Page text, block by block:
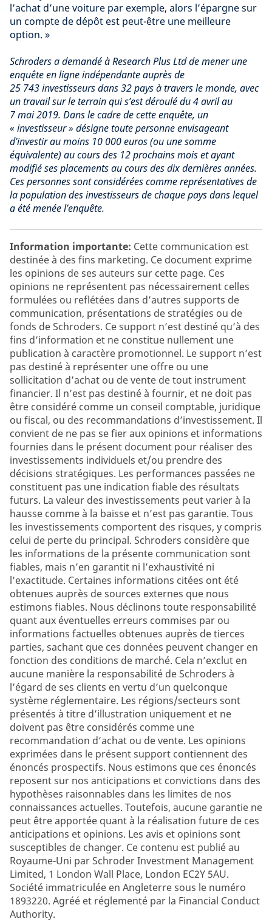
l’achat d’une voiture par exemple, alors l’épargne sur
un compte de dépôt est peut-être une meilleure
option. »
Schroders a demandé à Research Plus Ltd de mener une
enquête en ligne indépendante auprès de
25 743 investisseurs dans 32 pays à travers le monde, avec
un travail sur le terrain qui s’est déroulé du 4 avril au
7 mai 2019. Dans le cadre de cette enquête, un
« investisseur » désigne toute personne envisageant
d’investir au moins 10 000 euros (ou une somme
équivalente) au cours des 12 prochains mois et ayant
modifié ses placements au cours des dix dernières années.
Ces personnes sont considérées comme représentatives de
la population des investisseurs de chaque pays dans lequel
a été menée l’enquête.
Information importante: Cette communication est
destinée à des fins marketing. Ce document exprime
les opinions de ses auteurs sur cette page. Ces
opinions ne représentent pas nécessairement celles
formulées ou reflétées dans d’autres supports de
communication, présentations de stratégies ou de
fonds de Schroders. Ce support n’est destiné qu’à des
fins d’information et ne constitue nullement une
publication à caractère promotionnel. Le support n’est
pas destiné à représenter une offre ou une
sollicitation d’achat ou de vente de tout instrument
financier. Il n’est pas destiné à fournir, et ne doit pas
être considéré comme un conseil comptable, juridique
ou fiscal, ou des recommandations d’investissement. Il
convient de ne pas se fier aux opinions et informations
fournies dans le présent document pour réaliser des
investissements individuels et/ou prendre des
décisions stratégiques. Les performances passées ne
constituent pas une indication fiable des résultats
futurs. La valeur des investissements peut varier à la
hausse comme à la baisse et n’est pas garantie. Tous
les investissements comportent des risques, y compris
celui de perte du principal. Schroders considère que
les informations de la présente communication sont
fiables, mais n’en garantit ni l’exhaustivité ni
l’exactitude. Certaines informations citées ont été
obtenues auprès de sources externes que nous
estimons fiables. Nous déclinons toute responsabilité
quant aux éventuelles erreurs commises par ou
informations factuelles obtenues auprès de tierces
parties, sachant que ces données peuvent changer en
fonction des conditions de marché. Cela n’exclut en
aucune manière la responsabilité de Schroders à
l’égard de ses clients en vertu d’un quelconque
système réglementaire. Les régions/secteurs sont
présentés à titre d’illustration uniquement et ne
doivent pas être considérés comme une
recommandation d’achat ou de vente. Les opinions
exprimées dans le présent support contiennent des
énoncés prospectifs. Nous estimons que ces énoncés
reposent sur nos anticipations et convictions dans des
hypothèses raisonnables dans les limites de nos
connaissances actuelles. Toutefois, aucune garantie ne
peut être apportée quant à la réalisation future de ces
anticipations et opinions. Les avis et opinions sont
susceptibles de changer. Ce contenu est publié au
Royaume-Uni par Schroder Investment Management
Limited, 1 London Wall Place, London EC2Y 5AU.
Société immatriculée en Angleterre sous le numéro
1893220. Agréé et réglementé par la Financial Conduct
Authority.